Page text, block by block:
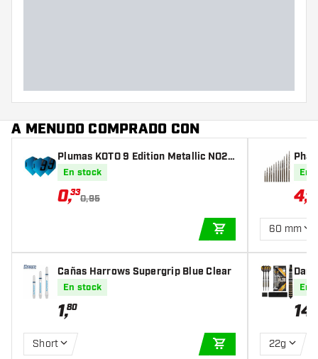
A MENUDO COMPRADO CON
Plumas KOTO 9 Edition Metallic NO2
Aqua
En stock
0,33
0,95
AÑADIR A LA
Cañas Harrows Supergrip Blue Clear
En stock
1,80
Short
AÑADIR A LA
En
4,52
60 mm
de
En
14
22g